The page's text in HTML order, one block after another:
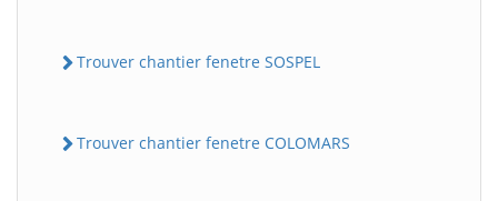
Trouver chantier fenetre SOSPEL
Trouver chantier fenetre COLOMARS